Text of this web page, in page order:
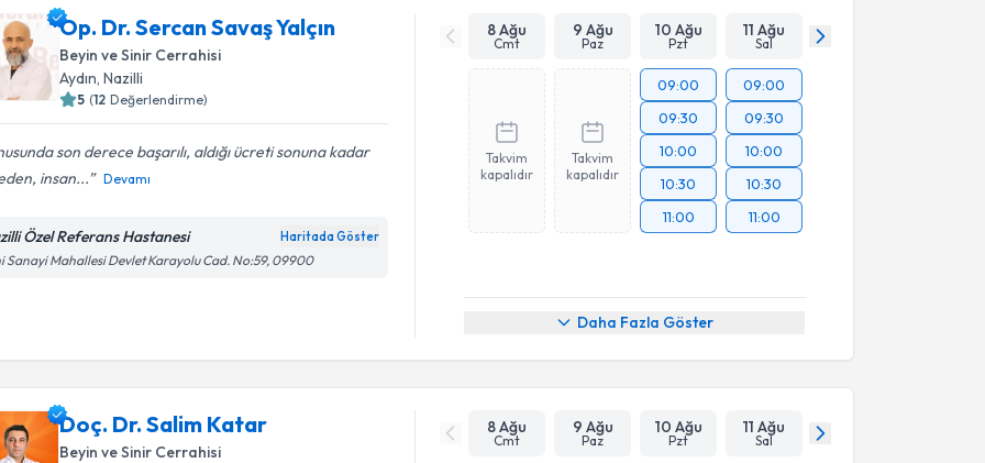
Op. Dr. Sercan Savaş Yalçın
Beyin ve Sinir Cerrahisi
Aydın , Nazilli
5 (12 Değerlendirme)
son derece başarılı, aldığı ücreti sonuna kadar
insan...
Devamı
Özel Referans Hastanesi Haritada Göster
Sanayi Mahallesi Devlet Karayolu Cad. No:59, 09900
8 Ağu
Cmt
9 Ağu
Paz
10 Ağu
Pzt
11 Ağu
Sal
Takvim
kapalıdır
Takvim
kapalıdır
09:00
09:30
10:00
10:30
11:00
09:00
09:30
10:00
10:30
11:00
Daha Fazla Göster
Doç. Dr. Salim Katar
Beyin ve Sinir Cerrahisi
8 Ağu
Cmt
9 Ağu
Paz
10 Ağu
Pzt
11 Ağu
Sal